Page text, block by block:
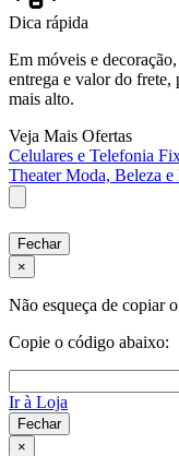
Dica rápida
Em móveis e
entrega e valor do frete,
mais alto.
Veja Mais Ofertas
Celulares e Telefonia
TheaterModa, Beleza e
Fechar
×
Não esqueça de copiar
Copie o código abaixo:
Ir à Loja
Fechar
×